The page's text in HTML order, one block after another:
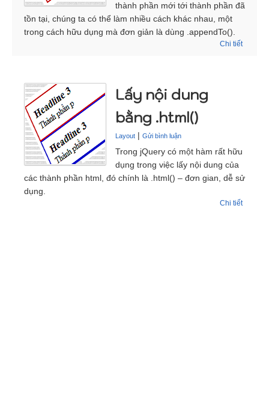
thành phần mới tới thành phần đã
tồn tại, chúng ta có thể làm nhiều cách khác nhau, một
trong cách hữu dụng mà đơn giản là dùng .appendTo().
Chi tiết
Lấy nội dung
bằng .html()
Layout | Gửi bình luận
Trong jQuery có một hàm rất hữu
dụng trong việc lấy nội dung của
các thành phần html, đó chính là .html() – đơn gian, dễ sử
dụng.
Chi tiết